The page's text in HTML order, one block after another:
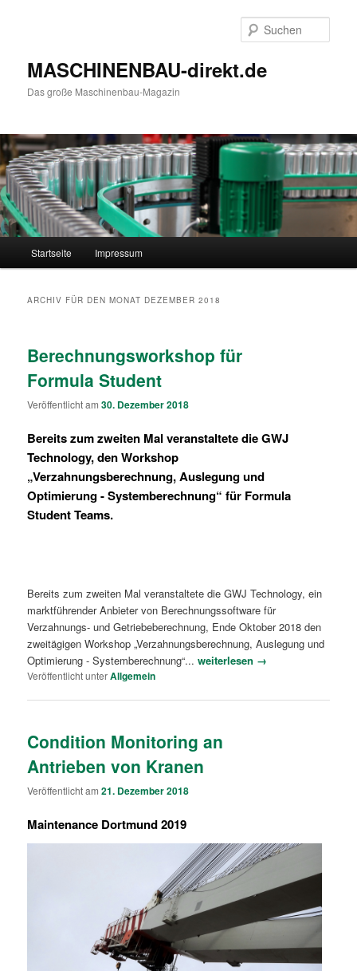
MASCHINENBAU-direkt.de
Das große Maschinenbau-Magazin
Zum Inhalt wechseln
Zum sekundären Inhalt wechseln
Startseite Impressum
ARCHIV FÜR DEN MONAT DEZEMBER 2018
Berechnungsworkshop für
Formula Student
Veröffentlicht am30. Dezember 2018
Bereits zum zweiten Mal veranstaltete die GWJ
Technology, den Workshop
„Verzahnungsberechnung, Auslegung und
Optimierung - Systemberechnung“ für Formula
Student Teams.
Bereits zum zweiten Mal veranstaltete die GWJ Technology, ein
marktführender Anbieter von Berechnungssoftware für
Verzahnungs- und Getriebeberechnung, Ende Oktober 2018 den
zweitägigen Workshop „Verzahnungsberechnung, Auslegung und
Optimierung - Systemberechnung“...weiterlesen →
Veröffentlicht unterAllgemein
Condition Monitoring an
Antrieben von Kranen
Veröffentlicht am21. Dezember 2018
Maintenance Dortmund 2019